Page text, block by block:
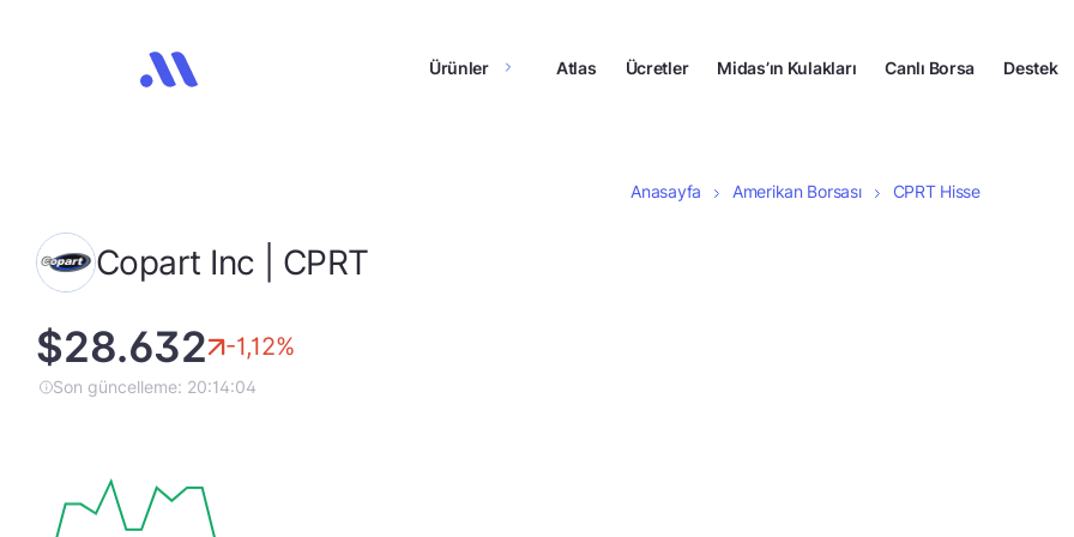
Ürünler Atlas Ücretler Midas’ın Kulakları Canlı Borsa Destek
Anasayfa Amerikan Borsası CPRT Hisse
Copart Inc | CPRT
$28.632 -1,12%
Son güncelleme: 20:14:04